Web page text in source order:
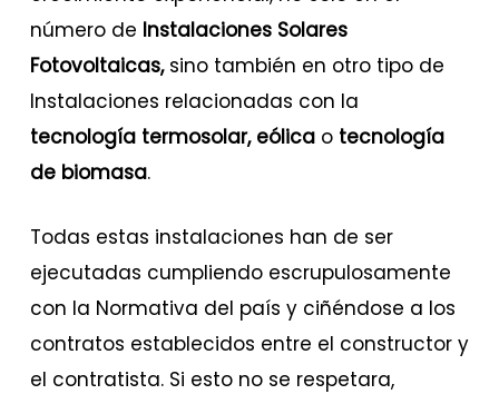
número de Instalaciones Solares
Fotovoltaicas,sino también en otro tipo de
Instalaciones relacionadas con la
tecnología termosolar, eólicao tecnología
de biomasa.
Todas estas instalaciones han de ser
ejecutadas cumpliendo escrupulosamente
con la Normativa del país y ciñéndose a los
contratos establecidos entre el constructor y
el contratista. Si esto no se respetara,